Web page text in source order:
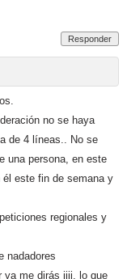
Responder
no se haya
de 4 líneas.. No se
una persona, en este
este fin de semana y
regionales y
nadadores
ya me dirás jjjj, lo que